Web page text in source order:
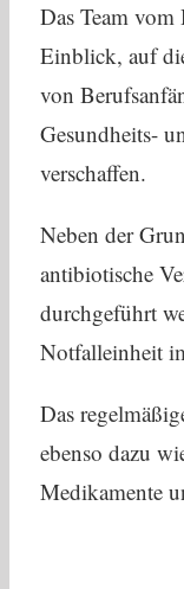
Das Team
Einblick, auf
von
Gesundheits-
verschaffen.
Neben der
antibiotische
durchgeführt
Notfalleinheit
Das
ebenso dazu
Medikamente